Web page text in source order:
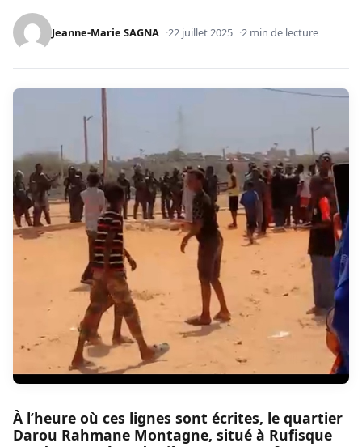
Jeanne-Marie SAGNA 22 juillet 2025 2 min de lecture
À l’heure où ces lignes sont écrites, le quartier
Darou Rahmane Montagne, situé à Rufisque